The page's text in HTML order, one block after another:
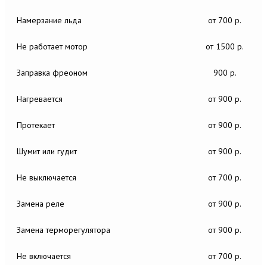
Намерзание льда от 700 р.
Не работает мотор от 1500 р.
Заправка фреоном 900 р.
Нагревается от 900 р.
Протекает от 900 р.
Шумит или гудит от 900 р.
Не выключается от 700 р.
Замена реле от 900 р.
Замена терморегулятора от 900 р.
Не включается от 700 р.